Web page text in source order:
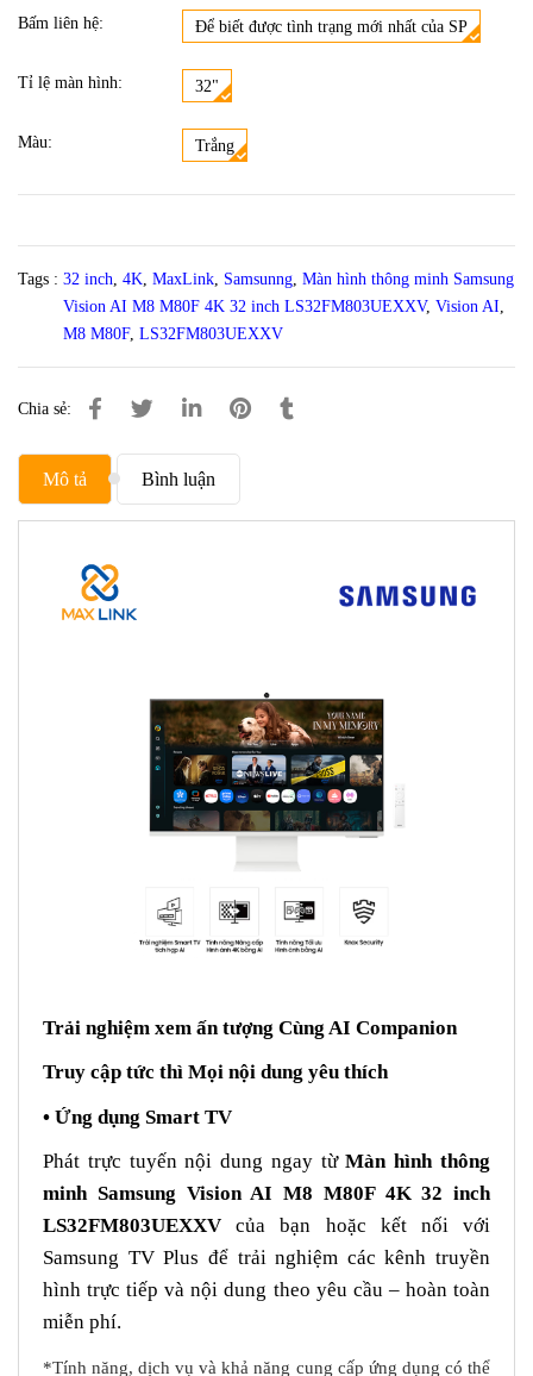
Bấm liên hệ: Để biết được tình trạng mới nhất của SP
Tỉ lệ màn hình: 32"
Màu: Trắng
Tags : 32 inch 4K MaxLink Samsunng Màn hình thông minh Samsung
Vision AI M8 M80F 4K 32 inch LS32FM803UEXXV, Vision AI
M8 M80F, LS32FM803UEXXV
Chia sẻ:
Mô tả Bình luận
Trải nghiệm xem ấn tượng Cùng AI Companion
Truy cập tức thì Mọi nội dung yêu thích
• Ứng dụng Smart TV
Phát trực tuyến nội dung ngay từMàn hình thông
minh Samsung Vision AI M8 M80F 4K 32 inch
LS32FM803UEXXV của bạn hoặc kết nối với
Samsung TV Plus để trải nghiệm các kênh truyền
hình trực tiếp và nội dung theo yêu cầu – hoàn toàn
miễn phí.
*Tính năng, dịch vụ và khả năng cung cấp ứng dụng có thể